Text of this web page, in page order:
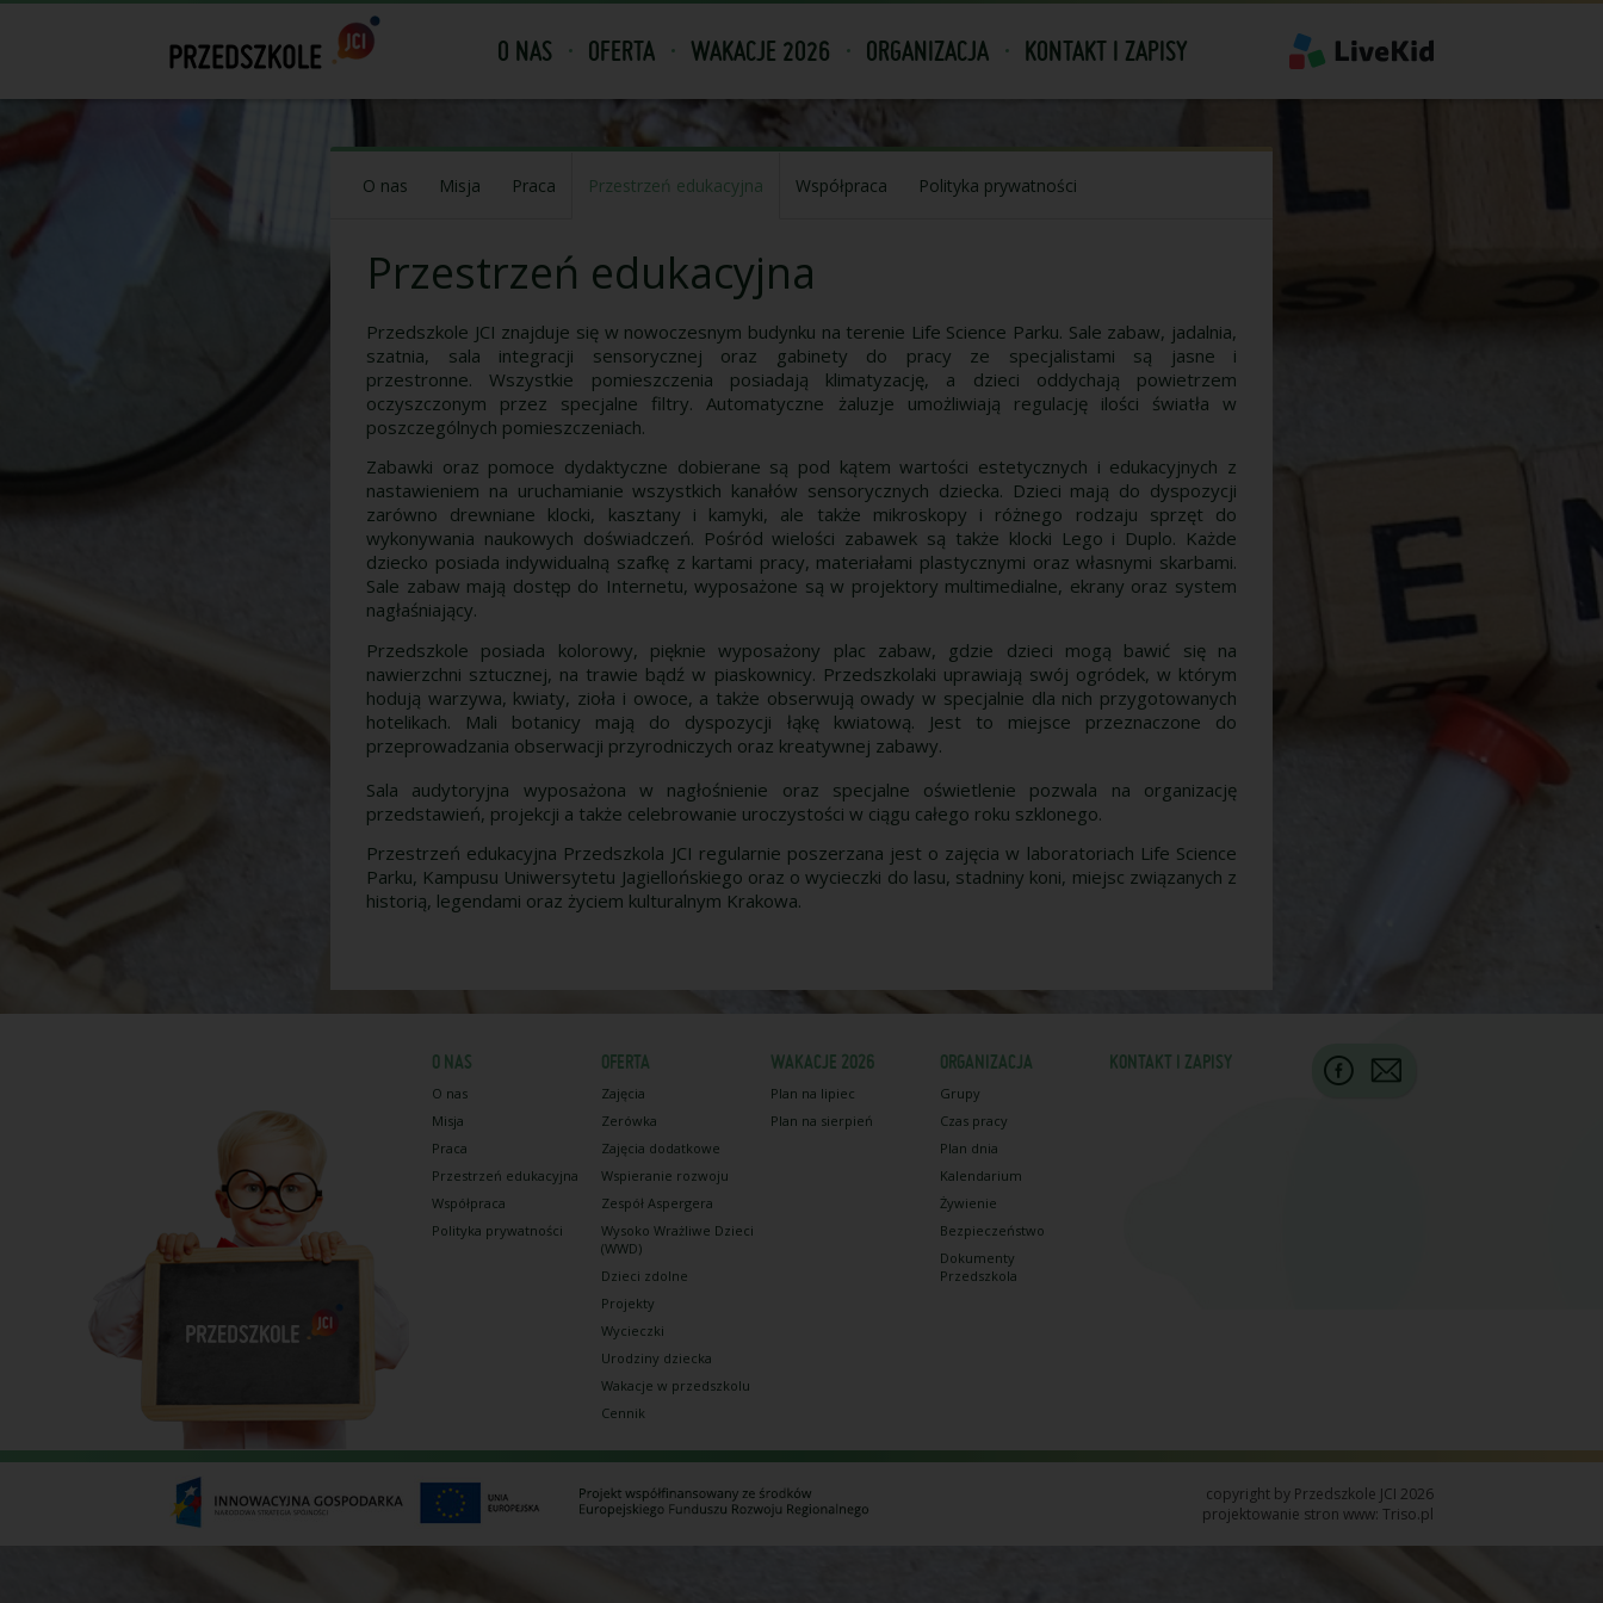
O NAS OFERTA WAKACJE 2026 ORGANIZACJA KONTAKT I ZAPISY
O nas Misja Praca Przestrzeń edukacyjna Współpraca Polityka prywatności
Przestrzeń edukacyjna
Przedszkole JCI znajduje się w nowoczesnym budynku na terenie Life Science Parku. Sale zabaw, jadalnia,
szatnia, sala integracji sensorycznej oraz gabinety do pracy ze specjalistami są jasne i
przestronne. Wszystkie pomieszczenia posiadają klimatyzację, a dzieci oddychają powietrzem
oczyszczonym przez specjalne filtry. Automatyczne żaluzje umożliwiają regulację ilości światła w
poszczególnych pomieszczeniach.
Zabawki oraz pomoce dydaktyczne dobierane są pod kątem wartości estetycznych i edukacyjnych z
nastawieniem na uruchamianie wszystkich kanałów sensorycznych dziecka. Dzieci mają do dyspozycji
zarówno drewniane klocki, kasztany i kamyki, ale także mikroskopy i różnego rodzaju sprzęt do
wykonywania naukowych doświadczeń. Pośród wielości zabawek są także klocki Lego i Duplo. Każde
dziecko posiada indywidualną szafkę z kartami pracy, materiałami plastycznymi oraz własnymi skarbami.
Sale zabaw mają dostęp do Internetu, wyposażone są w projektory multimedialne, ekrany oraz system
nagłaśniający.
Przedszkole posiada kolorowy, pięknie wyposażony plac zabaw, gdzie dzieci mogą bawić się na
nawierzchni sztucznej, na trawie bądź w piaskownicy. Przedszkolaki uprawiają swój ogródek, w którym
hodują warzywa, kwiaty, zioła i owoce, a także obserwują owady w specjalnie dla nich przygotowanych
hotelikach. Mali botanicy mają do dyspozycji łąkę kwiatową. Jest to miejsce przeznaczone do
przeprowadzania obserwacji przyrodniczych oraz kreatywnej zabawy.
Sala audytoryjna wyposażona w nagłośnienie oraz specjalne oświetlenie pozwala na organizację
przedstawień, projekcji a także celebrowanie uroczystości w ciągu całego roku szklonego.
Przestrzeń edukacyjna Przedszkola JCI regularnie poszerzana jest o zajęcia w laboratoriach Life Science
Parku, Kampusu Uniwersytetu Jagiellońskiego oraz o wycieczki do lasu, stadniny koni, miejsc związanych z
historią, legendami oraz życiem kulturalnym Krakowa.
O NAS
O nas
Misja
Praca
Przestrzeń edukacyjna
Współpraca
Polityka prywatności
OFERTA
Zajęcia
Zerówka
Zajęcia dodatkowe
Wspieranie rozwoju
Zespół Aspergera
Wysoko Wrażliwe Dzieci
(WWD)
Dzieci zdolne
Projekty
Wycieczki
Urodziny dziecka
Wakacje w przedszkolu
Cennik
WAKACJE 2026
Plan na lipiec
Plan na sierpień
ORGANIZACJA
Grupy
Czas pracy
Plan dnia
Kalendarium
Żywienie
Bezpieczeństwo
Dokumenty
Przedszkola
KONTAKT I ZAPISY
copyright by Przedszkole JCI 2026
projektowanie stron www: Triso.pl